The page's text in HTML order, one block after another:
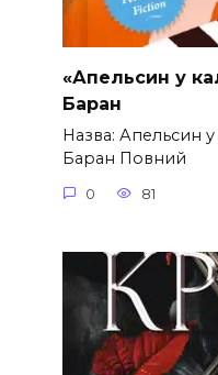
«Апельсин у
Баран
Назва: Апельсин
Баран Повний
0 81